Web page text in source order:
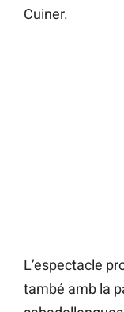
Cuiner.
L’espectacle
també amb la